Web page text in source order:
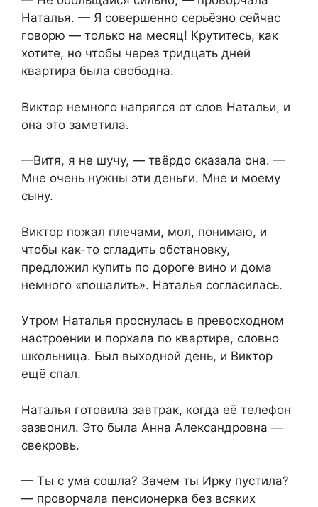
Наталья. — Я совершенно серьёзно сейчас
говорю — только на месяц! Крутитесь, как
хотите, но чтобы через тридцать дней
квартира была свободна.
Виктор немного напрягся от слов Натальи, и
она это заметила.
—Витя, я не шучу, — твёрдо сказала она. —
Мне очень нужны эти деньги. Мне и моему
сыну.
Виктор пожал плечами, мол, понимаю, и
чтобы как-то сгладить обстановку,
предложил купить по дороге вино и дома
немного «пошалить». Наталья согласилась.
Утром Наталья проснулась в превосходном
настроении и порхала по квартире, словно
школьница. Был выходной день, и Виктор
ещё спал.
Наталья готовила завтрак, когда её телефон
зазвонил. Это была Анна Александровна —
свекровь.
— Ты с ума сошла? Зачем ты Ирку пустила?
— проворчала пенсионерка без всяких